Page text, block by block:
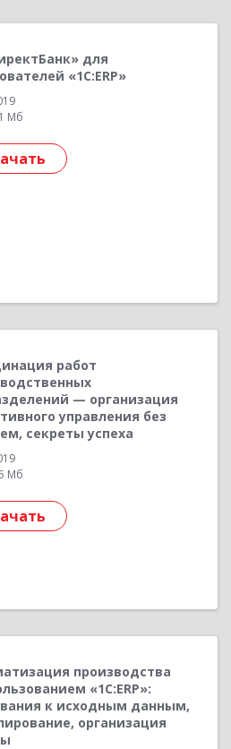
для
«1С:ERP»
Мб
работ
— организация
управления без
секреты успеха
Мб
производства
«1С:ERP»:
к исходным данным,
организация